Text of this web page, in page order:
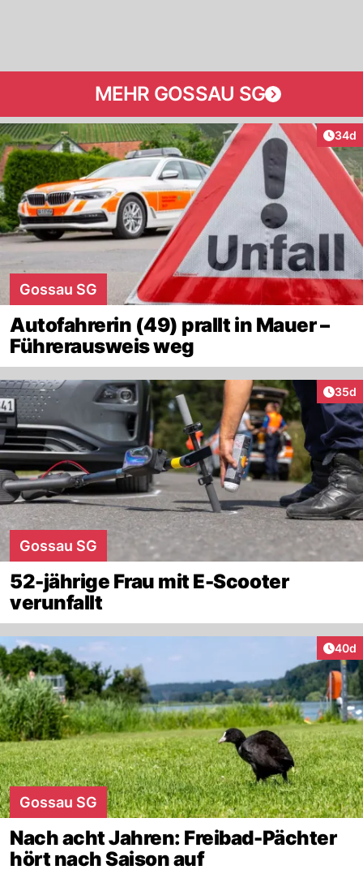
MEHR GOSSAU SG
34d
Gossau SG
Autofahrerin (49) prallt in Mauer –
Führerausweis weg
35d
Gossau SG
52-jährige Frau mit E-Scooter
verunfallt
40d
Gossau SG
Nach acht Jahren: Freibad-Pächter
hört nach Saison auf